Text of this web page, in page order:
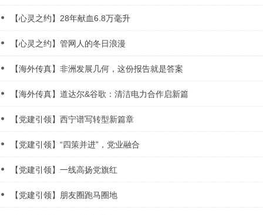
【心灵之约】28年献血6.8万毫升
【心灵之约】管网人的冬日浪漫
【海外传真】非洲发展几何，这份报告就是答案
【海外传真】道达尔&谷歌：清洁电力合作启新篇
【党建引领】西宁谱写转型新篇章
【党建引领】“四策并进”，党业融合
【党建引领】一线高扬党旗红
【党建引领】朋友圈跑马圈地